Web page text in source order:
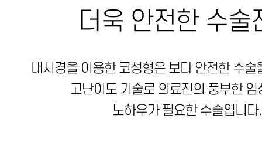
더욱 안전한 수술
내시경을 이용한 코성형은 보다 안전한 수술
고난이도 기술로 의료진의 풍부한 임
노하우가 필요한 수술입니다.